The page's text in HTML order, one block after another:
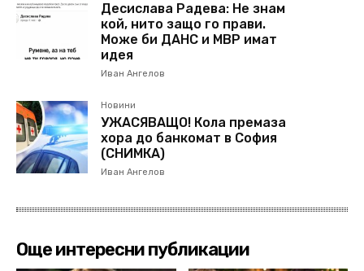
Десислава Радева: Не знам
кой, нито защо го прави.
Може би ДАНС и МВР имат
идея
Иван Ангелов
Новини
УЖАСЯВАЩО! Кола премаза
хора до банкомат в София
(СНИМКА)
Иван Ангелов
Още интересни публикации